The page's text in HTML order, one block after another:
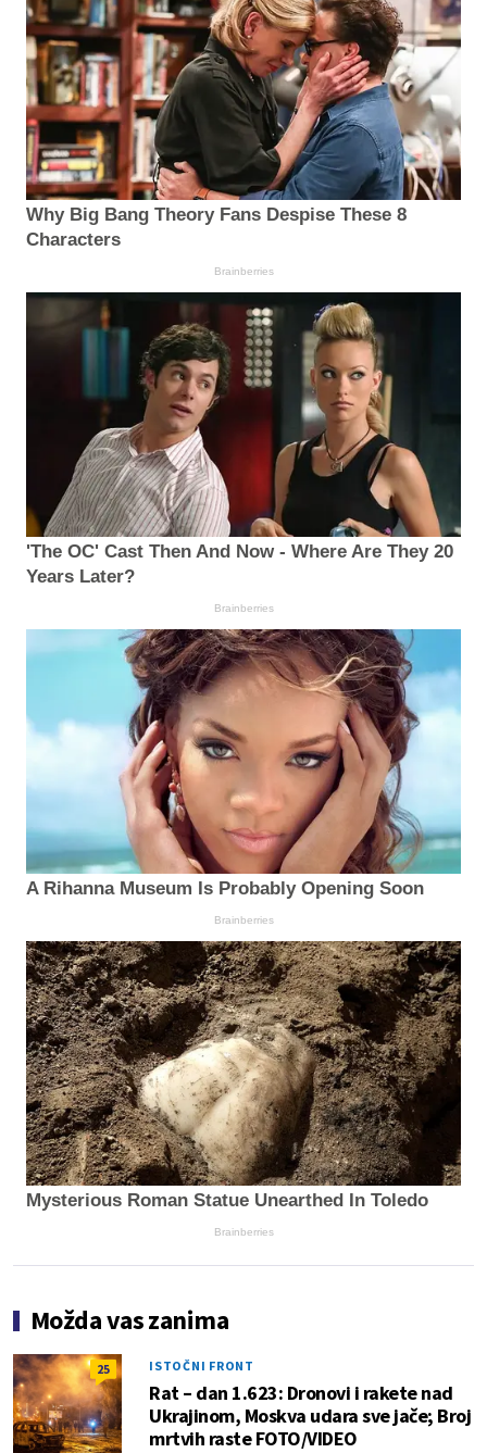
Why Big Bang Theory Fans Despise These 8
Characters
Brainberries
'The OC' Cast Then And Now - Where Are They 20
Years Later?
Brainberries
A Rihanna Museum Is Probably Opening Soon
Brainberries
Mysterious Roman Statue Unearthed In Toledo
Brainberries
Možda vas zanima
25 ISTOČNI FRONT
Rat – dan 1.623: Dronovi i rakete nad
Ukrajinom, Moskva udara sve jače; Broj
mrtvih raste FOTO/VIDEO